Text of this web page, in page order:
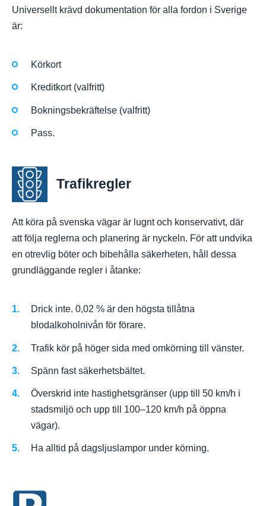
Universellt krävd dokumentation för alla fordon i Sverige
är:
Körkort
Kreditkort (valfritt)
Bokningsbekräftelse (valfritt)
Pass.
Trafikregler
Att köra på svenska vägar är lugnt och konservativt, där
att följa reglerna och planering är nyckeln. För att undvika
en otrevlig böter och bibehålla säkerheten, håll dessa
grundläggande regler i åtanke:
Drick inte. 0,02 % är den högsta tillåtna
blodalkoholnivån för förare.
Trafik kör på höger sida med omkörning till vänster.
Spänn fast säkerhetsbältet.
Överskrid inte hastighetsgränser (upp till 50 km/h i
stadsmiljö och upp till 100–120 km/h på öppna
vägar).
Ha alltid på dagsljuslampor under körning.